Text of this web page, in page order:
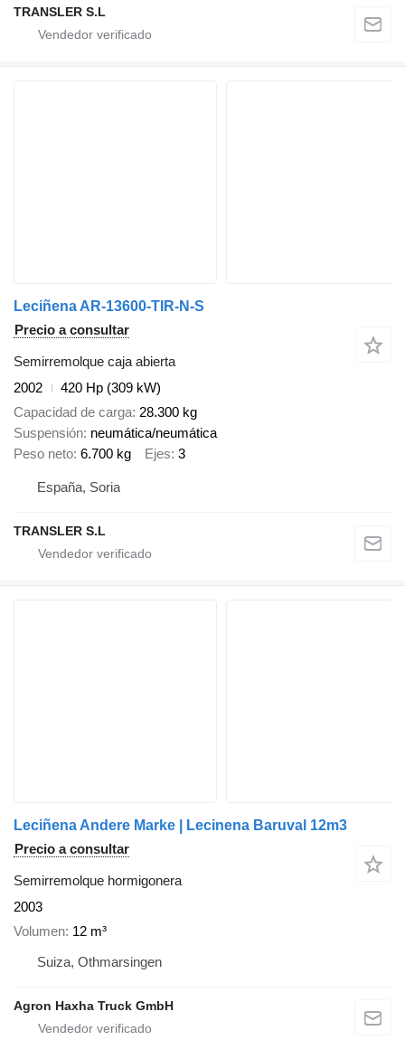
TRANSLER S.L
Leciñena AR-13600-TIR-N-S
Precio a consultar
Semirremolque caja abierta
2002
420 Hp (309 kW)
Capacidad de carga 28.300 kg
Suspensión neumática/neumática
Peso neto 6.700 kg Ejes 3
España, Soria
TRANSLER S.L
Leciñena Andere Marke | Lecinena Baruval 12m3
Precio a consultar
Semirremolque hormigonera
2003
Volumen 12 m³
Suiza, Othmarsingen
Agron Haxha Truck GmbH